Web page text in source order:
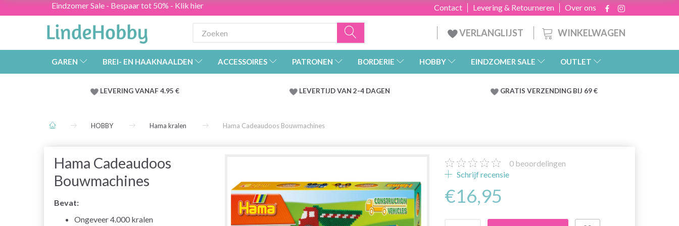
Eindzomer Sale - Bespaar tot 50% - Klik hier Over ons
Levering & Retourneren
Contact
WINKELWAGEN
VERLANGLIJST
GAREN BREI- EN HAAKNAALDEN ACCESSOIRES PATRONEN BORDERIE HOBBY EINDZOMER SALE OUTLET
LEVERING VANAF 4.95 € LEVERTIJD VAN 2-4 DAGEN GRATIS VERZENDING BIJ 69 €
HOBBY Hama kralen Hama Cadeaudoos Bouwmachines
Hama Cadeaudoos
Bouwmachines
Bevat:
Ongeveer 4.000 kralen
0 beoordelingen
Schrijf recensie
€16,95